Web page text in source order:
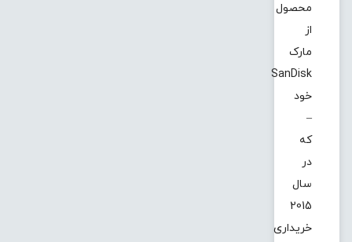
محصول
از
مارک
SanDisk
خود
–
که
در
سال
2015
خریداری